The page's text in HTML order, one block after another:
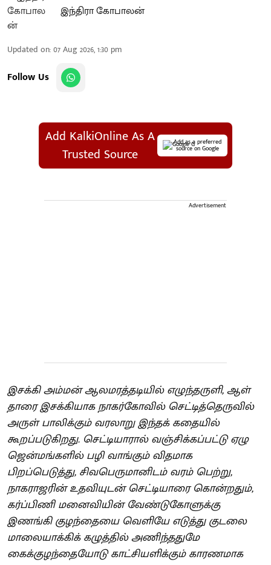
இந்திரா கோபாலன்
Updated on:07 Aug 2026, 1:30 pm
Follow Us
Add KalkiOnline As A
Trusted Source
Add as a preferred
source on Google
Advertisement
இசக்கி அம்மன் ஆலமரத்தடியில் எழுந்தருளி, ஆள்
தாரை இசக்கியாக நாகர்கோவில் செட்டித்தெருவில்
அருள் பாலிக்கும் வரலாறு இந்தக் கதையில்
கூறப்படுகிறது. செட்டியாரால் வஞ்சிக்கப்பட்டு ஏழு
ஜென்மங்களில் பழி வாங்கும் விதமாக
பிறப்பெடுத்து, சிவபெருமானிடம் வரம் பெற்று,
நாகராஜரின் உதவியுடன் செட்டியாரை கொன்றதும்,
கர்ப்பிணி மனைவியின் வேண்டுகோளுக்கு
இணங்கி குழந்தையை வெளியே எடுத்து குடலை
மாலையாக்கிக் கழுத்தில் அணிந்ததுமே
கைக்குழந்தையோடு காட்சியளிக்கும் காரணமாக